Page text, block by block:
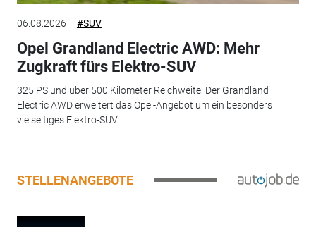
06.08.2026 #SUV
Opel Grandland Electric AWD: Mehr
Zugkraft fürs Elektro-SUV
325 PS und über 500 Kilometer Reichweite: Der Grandland
Electric AWD erweitert das Opel-Angebot um ein besonders
vielseitiges Elektro-SUV.
STELLENANGEBOTE